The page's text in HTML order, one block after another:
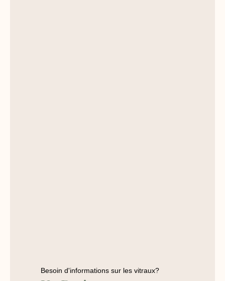
Besoin d'informations sur les vitraux?